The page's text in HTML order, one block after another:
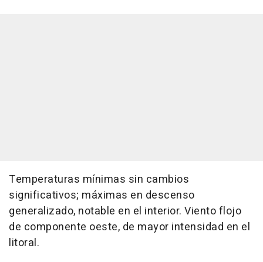
Temperaturas mínimas sin cambios
significativos; máximas en descenso
generalizado, notable en el interior. Viento flojo
de componente oeste, de mayor intensidad en el
litoral.